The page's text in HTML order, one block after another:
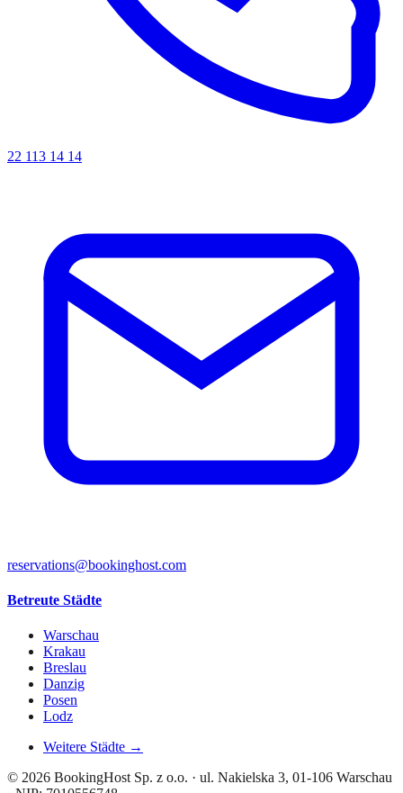
22 113 14 14
reservations@bookinghost.com
Betreute Städte
Warschau
Krakau
Breslau
Danzig
Posen
Lodz
Weitere Städte →
© 2026 BookingHost Sp. z o.o. · ul. Nakielska 3, 01-106 Warschau